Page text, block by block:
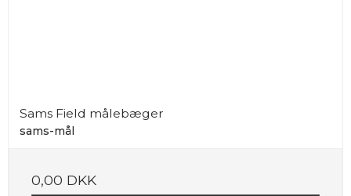
Sams Field målebæger
sams-mål
0,00 DKK